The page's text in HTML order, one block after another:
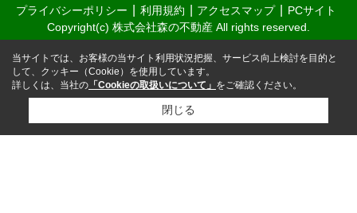
プライバシーポリシー 利用規約 アクセスマップ
PCサイト
Copyright(c) 株式会社森の不動産 All rights reserved.
当サイトでは、お客様の当サイト利用状況把握、サービス向上検討を目的と
して、クッキー（Cookie）を使用しています。
詳しくは、当社の 「Cookieの取扱いについて」 をご確認ください。
閉じる